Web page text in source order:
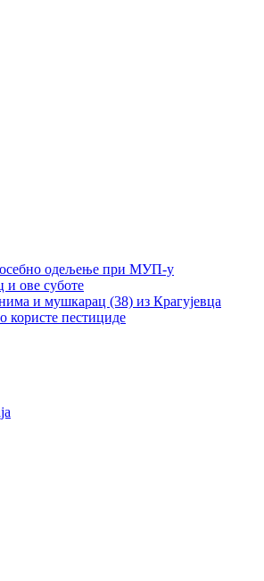
одељење при МУП-у
и ове суботе
и мушкарац (38) из Крагујевца
користе пестициде